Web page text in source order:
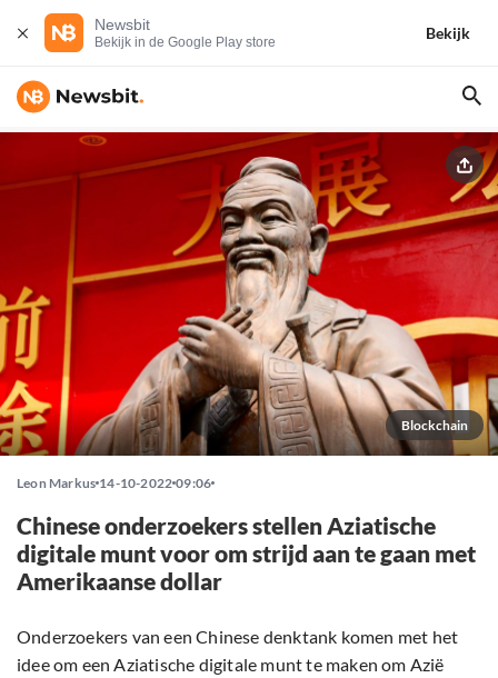
Newsbit
Bekijk in de Google Play store
Bekijk
Blockchain
Leon Markus 14-10-2022 09:06
Chinese onderzoekers stellen Aziatische
digitale munt voor om strijd aan te gaan met
Amerikaanse dollar
Onderzoekers van een Chinese denktank komen met het
idee om een Aziatische digitale munt te maken om Azië